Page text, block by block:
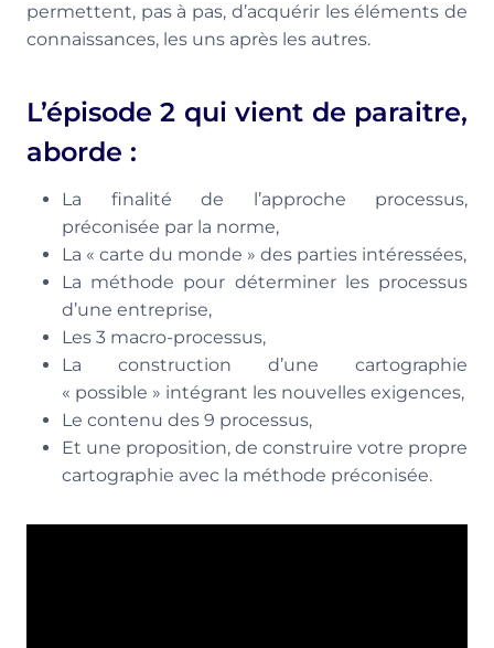
permettent, pas à pas, d’acquérir les éléments de
connaissances, les uns après les autres.
L’épisode 2 qui vient de paraitre,
aborde :
La finalité de l’approche processus,
préconisée par la norme,
La « carte du monde » des parties intéressées,
La méthode pour déterminer les processus
d’une entreprise,
Les 3 macro-processus,
La construction d’une cartographie
« possible » intégrant les nouvelles exigences,
Le contenu des 9 processus,
Et une proposition, de construire votre propre
cartographie avec la méthode préconisée.